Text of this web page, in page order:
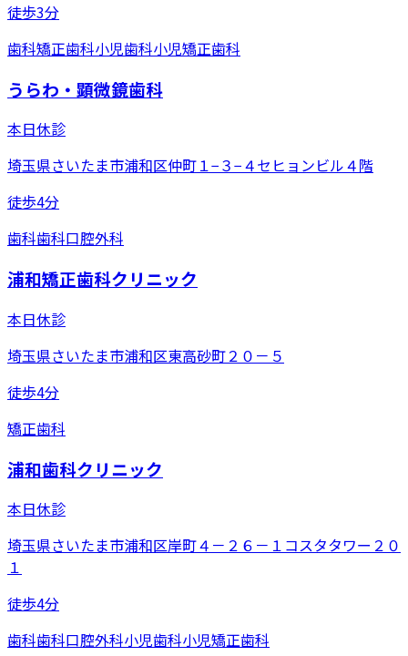
徒歩3分
歯科矯正歯科小児歯科小児矯正歯科
うらわ・顕微鏡歯科
本日休診
埼玉県さいたま市浦和区仲町１−３−４セヒョンビル４階
徒歩4分
歯科歯科口腔外科
浦和矯正歯科クリニック
本日休診
埼玉県さいたま市浦和区東高砂町２０－５
徒歩4分
矯正歯科
浦和歯科クリニック
本日休診
埼玉県さいたま市浦和区岸町４－２６－１コスタタワー２０
１
徒歩4分
歯科歯科口腔外科小児歯科小児矯正歯科